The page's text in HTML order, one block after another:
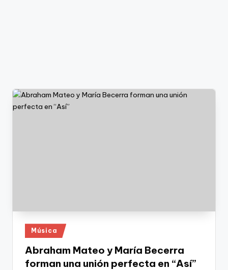
Publicado
en
Música
Abraham Mateo y María Becerra
forman una unión perfecta en “Así”